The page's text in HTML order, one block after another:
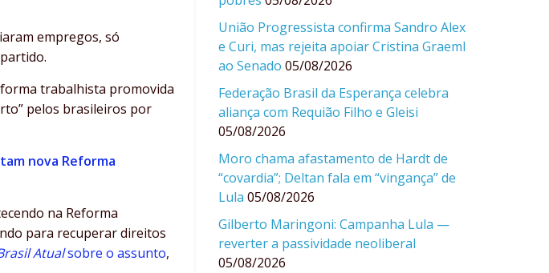
empregos, só
trabalhista promovida
pelos brasileiros por
nova Reforma
na Reforma
para recuperar direitos
Atualsobre o assunto,
União Progressista confirma Sandro Alex
e Curi, mas rejeita apoiar Cristina Graeml
ao Senado 05/08/2026
Federação Brasil da Esperança celebra
aliança com Requião Filho e Gleisi
05/08/2026
Moro chama afastamento de Hardt de
“covardia”; Deltan fala em “vingança” de
Lula 05/08/2026
Gilberto Maringoni: Campanha Lula —
reverter a passividade neoliberal
05/08/2026